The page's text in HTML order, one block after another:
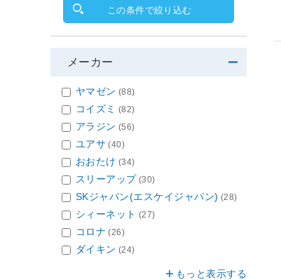
この条件で絞り込む
メーカー
ヤマゼン (88)
コイズミ (82)
アラジン (56)
ユアサ (40)
おおたけ (34)
スリーアップ (30)
SKジャパン(エスケイジャパン) (28)
シィーネット (27)
コロナ (26)
ダイキン (24)
もっと表示する